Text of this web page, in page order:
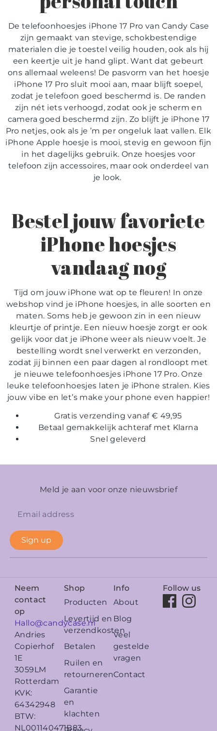
De telefoonhoesjes iPhone 17 Pro van Candy Case
zijn gemaakt van stevige, schokbestendige
materialen die je toestel veilig houden, ook als hij
een keertje uit je hand glipt. Want dat gebeurt
ons allemaal weleens! De pasvorm van het hoesje
iPhone 17 Pro sluit mooi aan, maar blijft soepel,
zodat je telefoon goed beschermd is. De randen
zijn nét iets verhoogd, zodat ook je scherm en
camera goed beschermd zijn. Zo blijft je iPhone 17
Pro netjes, ook als je ’m per ongeluk laat vallen. Elk
iPhone Apple hoesje is mooi, stevig en gewoon fijn
in het dagelijks gebruik. Onze hoesjes voor
telefoon zijn accessoires, maar ook onderdeel van
je look.
Bestel jouw favoriete
iPhone hoesjes
vandaag nog
Tijd om jouw iPhone wat op te fleuren! In onze
webshop vind je iPhone hoesjes, in alle soorten en
maten. Soms heb je gewoon zin in een nieuw
kleurtje of printje. Een nieuw hoesje zorgt er ook
gelijk voor dat je iPhone weer als nieuw voelt. Je
bestelling wordt snel verwerkt en verzonden,
zodat jij binnen een paar dagen al rondloopt met
je nieuwe telefoonhoesjes iPhone 17 Pro. Onze
leuke telefoonhoesjes laten je iPhone stralen. Kies
jouw vibe en let’s make your phone even happier!
Gratis verzending vanaf € 49,95
Betaal gemakkelijk achteraf met Klarna
Snel geleverd
Meld je aan voor onze nieuwsbrief
Sign up
Neem
contact
op
Hallo@candycase.nl
Andries
Copierhof
1E
3059LM
Rotterdam
KVK:
64342948
BTW:
NL001140471B83
Shop
Producten
Levertijd en
verzendkosten
Betalen
Ruilen en
retourneren
Garantie
en
klachten
Info
About
Blog
Veel
gestelde
vragen
Contact
Follow us